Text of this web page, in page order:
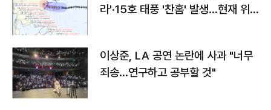
라'·15호 태풍 '찬홈' 발생…현재 위
이상준, LA 공연 논란에 사과 "너무
죄송…연구하고 공부할 것"